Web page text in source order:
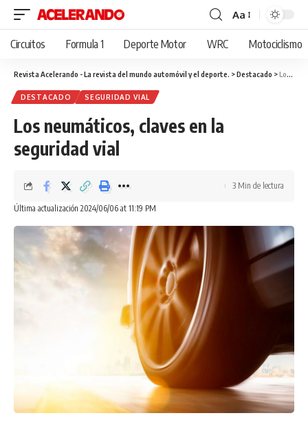
Cambiar
tamaño
fuente
Aa
Circuitos Formula 1 Deporte Motor WRC Motociclismo
Revista Acelerando - La revista del mundo automóvil y el deporte. >Destacado >Los neumáticos, claves en la seguridad vial
DESTACADO SEGURIDAD VIAL
Los neumáticos, claves en la
seguridad vial
Última actualización 2024/06/06 at 11:19 PM
3 Min de lectura